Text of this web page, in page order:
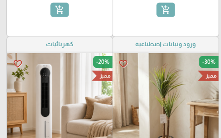
add_shopping_cart
add_shopping_cart
ورود ونباتات اصطناعية
favorite_border -30%
مميز
كهربائيات
favorite_border -20%
مميز